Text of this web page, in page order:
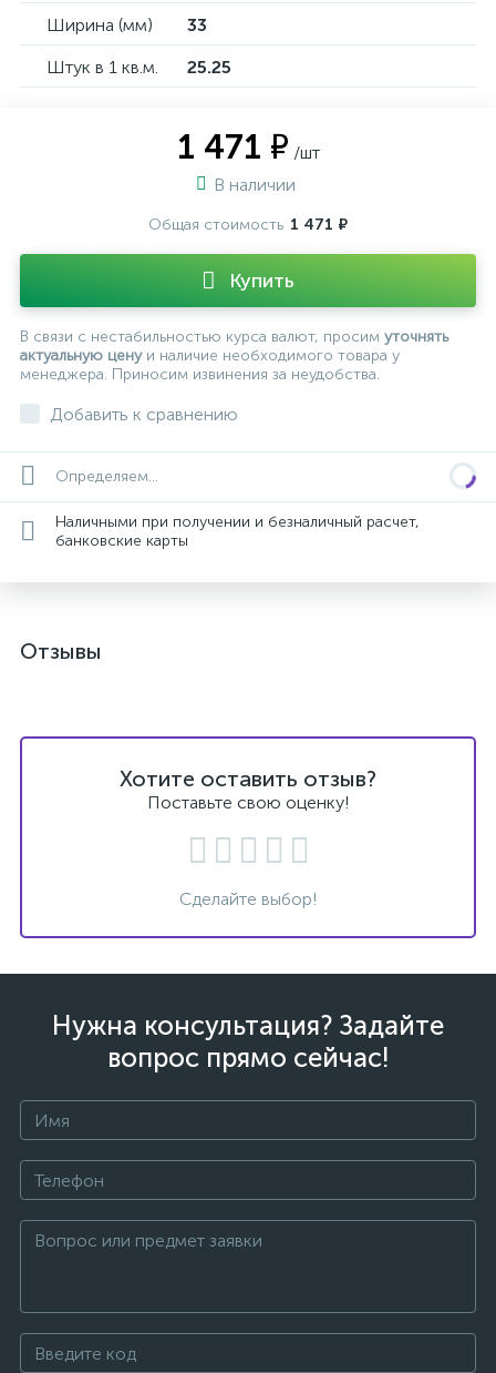
Ширина (мм)
33
Штук в 1 кв.м.
25.25
1 471 ₽ /шт
В наличии
Общая стоимость 1 471 ₽
Купить
В связи с нестабильностью курса валют, просим уточнять
актуальную ценуи наличие необходимого товара у
менеджера. Приносим извинения за неудобства.
Добавить к сравнению
Определяем...
Наличными при получении и безналичный расчет,
банковские карты
Отзывы
Хотите оставить отзыв?
Поставьте свою оценку!
Сделайте выбор!
Нужна консультация? Задайте
вопрос прямо сейчас!